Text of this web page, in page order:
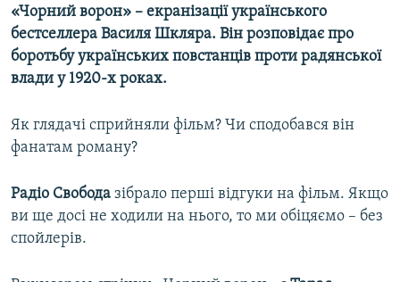
«Чорний ворон» – екранізації українського
бестселлера Василя Шкляра. Він розповідає про
боротьбу українських повстанців проти радянської
влади у 1920-х роках.
Як глядачі сприйняли фільм? Чи сподобався він
фанатам роману?
Радіо Свобода зібрало перші відгуки на фільм. Якщо
ви ще досі не ходили на нього, то ми обіцяємо – без
спойлерів.